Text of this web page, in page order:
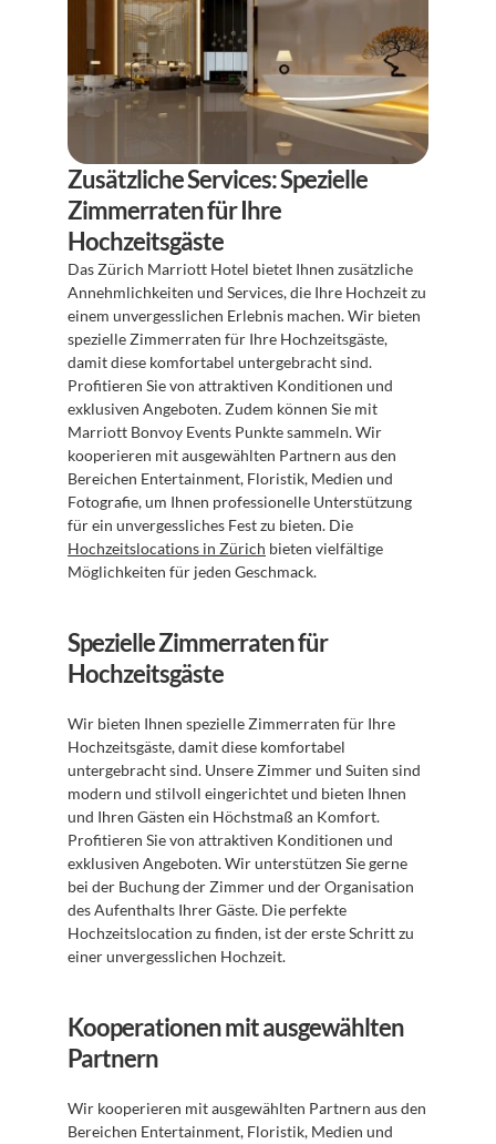
Zusätzliche Services: Spezielle
Zimmerraten für Ihre
Hochzeitsgäste
Das Zürich Marriott Hotel bietet Ihnen zusätzliche
Annehmlichkeiten und Services, die Ihre Hochzeit zu
einem unvergesslichen Erlebnis machen. Wir bieten
spezielle Zimmerraten für Ihre Hochzeitsgäste,
damit diese komfortabel untergebracht sind.
Profitieren Sie von attraktiven Konditionen und
exklusiven Angeboten. Zudem können Sie mit
Marriott Bonvoy Events Punkte sammeln. Wir
kooperieren mit ausgewählten Partnern aus den
Bereichen Entertainment, Floristik, Medien und
Fotografie, um Ihnen professionelle Unterstützung
Hochzeitslocations in Zürich bieten vielfältige
Möglichkeiten für jeden Geschmack.
Spezielle Zimmerraten für
Hochzeitsgäste
Wir bieten Ihnen spezielle Zimmerraten für Ihre
Hochzeitsgäste, damit diese komfortabel
untergebracht sind. Unsere Zimmer und Suiten sind
modern und stilvoll eingerichtet und bieten Ihnen
und Ihren Gästen ein Höchstmaß an Komfort.
Profitieren Sie von attraktiven Konditionen und
exklusiven Angeboten. Wir unterstützen Sie gerne
bei der Buchung der Zimmer und der Organisation
des Aufenthalts Ihrer Gäste. Die perfekte
Hochzeitslocation zu finden, ist der erste Schritt zu
einer unvergesslichen Hochzeit.
Kooperationen mit ausgewählten
Partnern
Wir kooperieren mit ausgewählten Partnern aus den
Bereichen Entertainment, Floristik, Medien und